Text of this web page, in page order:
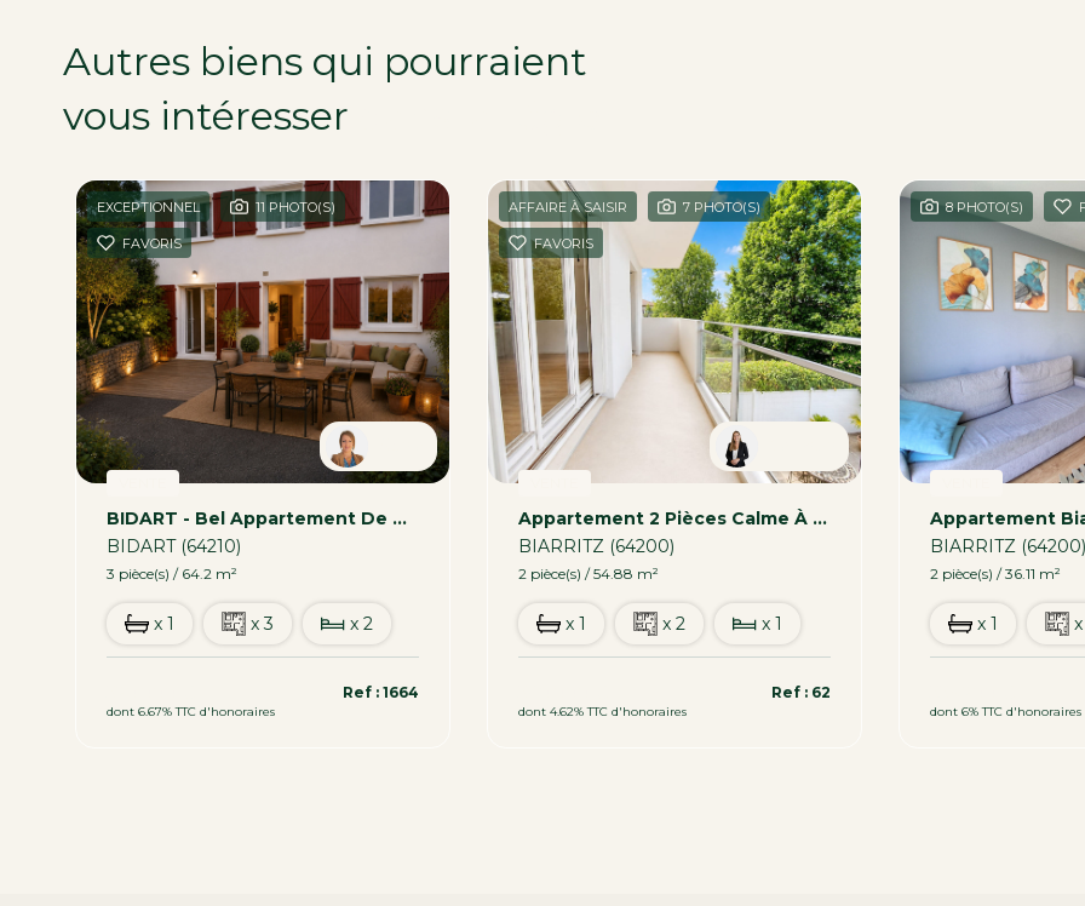
Autres biens qui pourraient
vous intéresser
EXCEPTIONNEL 11 PHOTO(S)
FAVORIS
BIDART - Bel Appartement De Type 3 Avec Grand Extérieur
BIDART (64210)
3 pièce(s) / 64.2 m²
x 1 x 3 x 2
dont 6.67% TTC d'honoraires
Ref : 1664
AFFAIRE À SAISIR 7 PHOTO(S)
FAVORIS
Appartement 2 Pièces Calme À Vendre À Biarritz - Excellent État
BIARRITZ (64200)
2 pièce(s) / 54.88 m²
x 1 x 2 x 1
dont 4.62% TTC d'honoraires
Ref : 62
8 PHOTO(S)
BIARRITZ (64200)
2 pièce(s) / 36.11 m²
x 1
dont 6% TTC d'honoraires